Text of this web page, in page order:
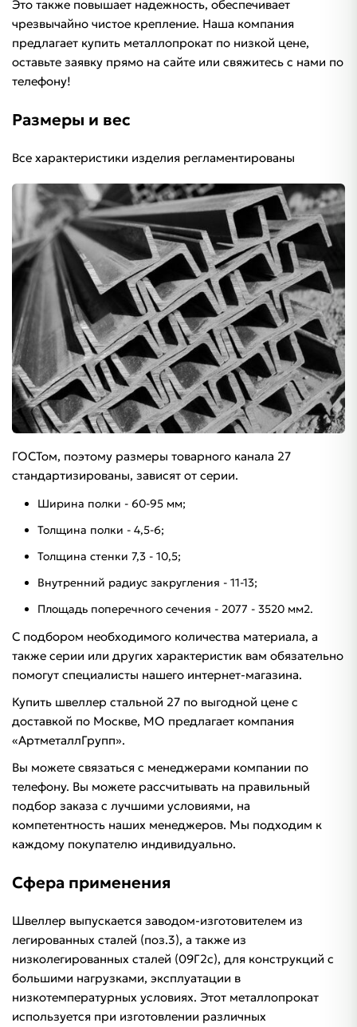
Это также повышает надежность, обеспечивает
чрезвычайно чистое крепление. Наша компания
предлагает купить металлопрокат по низкой цене,
оставьте заявку прямо на сайте или свяжитесь с нами по
телефону!
Размеры и вес
Все характеристики изделия регламентированы
ГОСТом, поэтому размеры товарного канала 27
стандартизированы, зависят от серии.
Ширина полки - 60-95 мм;
Толщина полки - 4,5-6;
Толщина стенки 7,3 - 10,5;
Внутренний радиус закругления - 11-13;
Площадь поперечного сечения - 2077 - 3520 мм2.
С подбором необходимого количества материала, а
также серии или других характеристик вам обязательно
помогут специалисты нашего интернет-магазина.
Купить швеллер стальной 27 по выгодной цене с
доставкой по Москве, МО предлагает компания
«АртметаллГрупп».
Вы можете связаться с менеджерами компании по
телефону. Вы можете рассчитывать на правильный
подбор заказа с лучшими условиями, на
компетентность наших менеджеров. Мы подходим к
каждому покупателю индивидуально.
Сфера применения
Швеллер выпускается заводом-изготовителем из
легированных сталей (поз.3), а также из
низколегированных сталей (09Г2с), для конструкций с
большими нагрузками, эксплуатации в
низкотемпературных условиях. Этот металлопрокат
используется при изготовлении различных